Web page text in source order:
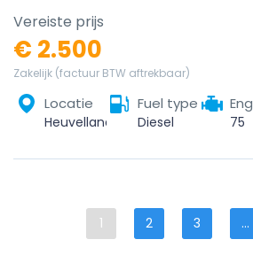
Vereiste prijs
€ 2.500
Zakelijk (factuur BTW aftrekbaar)
Locatie Fuel type
Diesel 75
1 2 3 ...